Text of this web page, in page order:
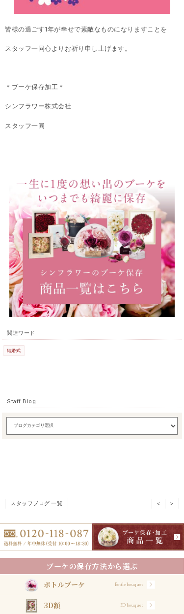
皆様の過ごす1年が幸せで素敵なものになりますことを
スタッフ一同心よりお祈り申し上げます。
＊ブーケ保存加工＊
シンフラワー株式会社
スタッフ一同
関連ワード
結婚式
Staff Blog
スタッフブログ 一覧 < >
ブーケの保存方法から選ぶ
ボトルブーケ Bottle bouquet
3D額 3D bouquet